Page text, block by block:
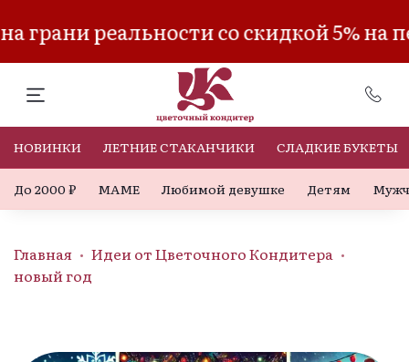
реальности со скидкой 5% на
НОВИНКИ ЛЕТНИЕ СТАКАНЧИКИ СЛАДКИЕ БУКЕТЫ
До 2000 ₽ МАМЕ Любимой девушке Детям
Главная
Идеи от Цветочного Кондитера
новый год